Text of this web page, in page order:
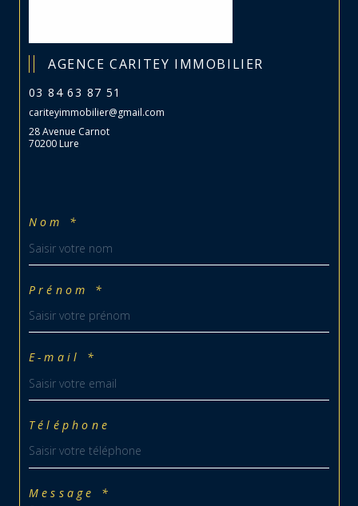
AGENCE CARITEY IMMOBILIER
03 84 63 87 51
cariteyimmobilier@gmail.com
28 Avenue Carnot
70200 Lure
Nom *
Prénom *
E-mail *
Téléphone
Message *